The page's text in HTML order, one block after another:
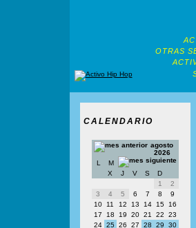
OTRAS
CALENDARIO
agosto
2026
L
M
X
J V S
D
1
2
3
4 5 6 7 8
9
10
11 12 13 14 15
16
17
18 19 20 21 22
23
24 25 26 27 28 29
30